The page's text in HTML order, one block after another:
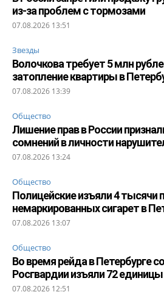
из-за проблем с тормозами
07.08.2026 13:51
Звезды
Волочкова требует 5 млн
затопление квартиры в
07.08.2026 13:39
Общество
Лишение прав в России
сомнений в личности
07.08.2026 13:24
Общество
Полицейские изъяли 4 тысячи
немаркированных сигарет в
07.08.2026 13:07
Общество
Во время рейда в Петербурге
Росгвардии изъяли 72
07.08.2026 12:51